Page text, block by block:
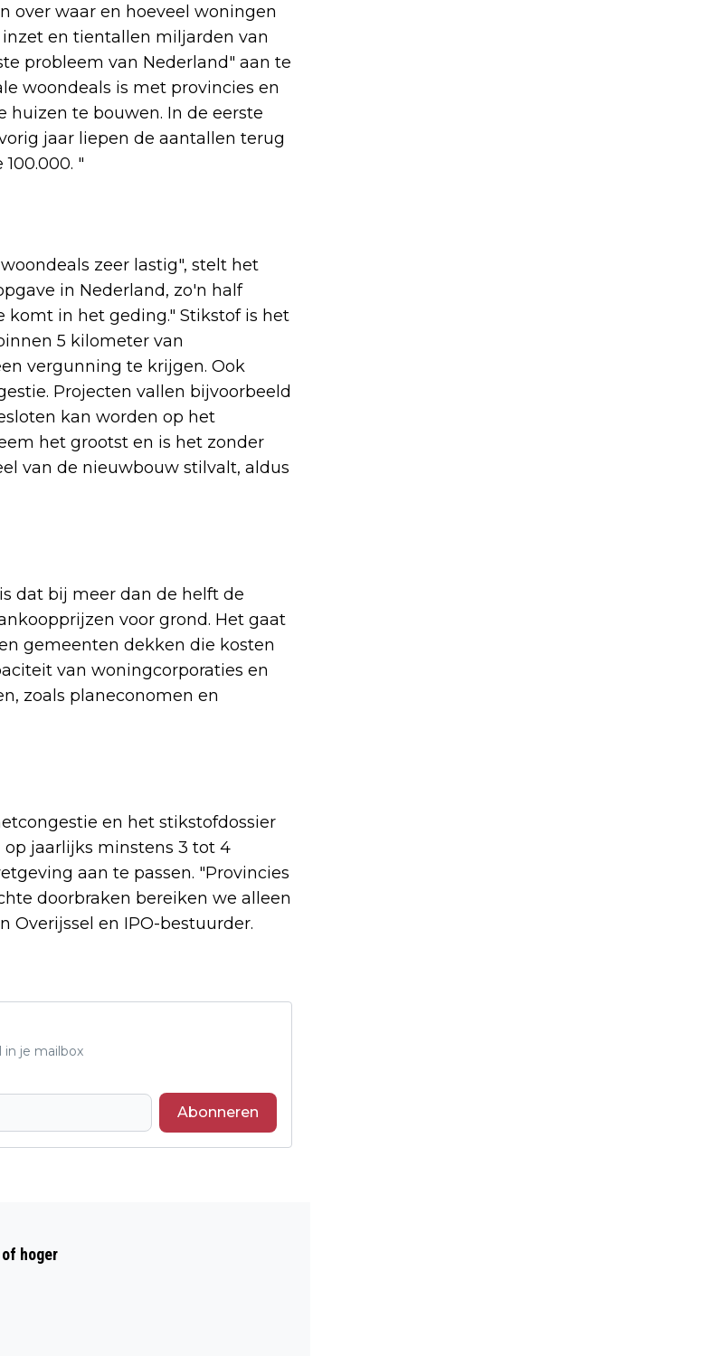
over waar en hoeveel woningen
en tientallen miljarden van
probleem van Nederland" aan te
woondeals is met provincies en
te bouwen. In de eerste
jaar liepen de aantallen terug
"
zeer lastig", stelt het
in Nederland, zo'n half
in het geding." Stikstof is het
5 kilometer van
vergunning te krijgen. Ook
Projecten vallen bijvoorbeeld
kan worden op het
het grootst en is het zonder
van de nieuwbouw stilvalt, aldus
dat bij meer dan de helft de
voor grond. Het gaat
gemeenten dekken die kosten
van woningcorporaties en
zoals planeconomen en
en het stikstofdossier
op jaarlijks minstens 3 tot 4
aan te passen. "Provincies
doorbraken bereiken we alleen
Overijssel en IPO-bestuurder.
in je mailbox
Abonneren
MERKT ING
hoger